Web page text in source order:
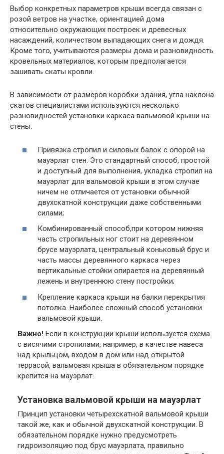
Выбор конкретных параметров крыши всегда связан с
розой ветров на участке, ориентацией дома
относительно окружающих построек и древесных
насаждений, количеством выпадающих снега и дождя.
Кроме того, учитываются размеры дома и разновидность
кровельных материалов, которым предполагается
зашивать скаты кровли.
В зависимости от размеров коробки здания, угла наклона
скатов специалистами используются несколько
разновидностей установки каркаса вальмовой крыши на
стены:
Привязка стропил и силовых балок с опорой на
мауэрлат стен. Это стандартный способ, простой
и доступный для выполнения, укладка стропил на
мауэрлат для вальмовой крыши в этом случае
ничем не отличается от установки обычной
двухскатной конструкции даже собственными
силами;
Комбинированный способ,при котором нижняя
часть стропильных ног стоит на деревянном
брусе мауэрлата, центральный коньковый брус и
часть массы деревянного каркаса через
вертикальные стойки опирается на деревянный
лежень и внутреннюю стену постройки;
Крепление каркаса крыши на балки перекрытия
потолка. Наиболее сложный способ установки
вальмовой крыши.
Важно! Если в конструкции крыши используется схема
с висячими стропилами, например, в качестве навеса
над крыльцом, входом в дом или над открытой
террасой, вальмовая крыша в обязательном порядке
крепится на мауэрлат.
Установка вальмовой крыши на мауэрлат
Принцип установки четырехскатной вальмовой крыши
такой же, как и обычной двухскатной конструкции. В
обязательном порядке нужно предусмотреть
гидроизоляцию под брус мауэрлата, правильно